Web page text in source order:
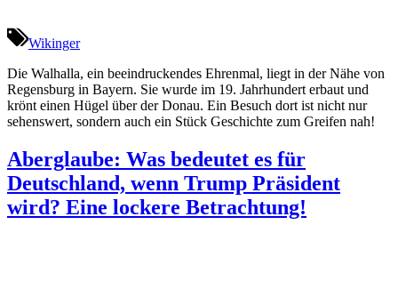
Wikinger
Die Walhalla, ein beeindruckendes Ehrenmal, liegt in der Nähe von
Regensburg in Bayern. Sie wurde im 19. Jahrhundert erbaut und
krönt einen Hügel über der Donau. Ein Besuch dort ist nicht nur
sehenswert, sondern auch ein Stück Geschichte zum Greifen nah!
Aberglaube: Was bedeutet es für
Deutschland, wenn Trump Präsident
wird? Eine lockere Betrachtung!